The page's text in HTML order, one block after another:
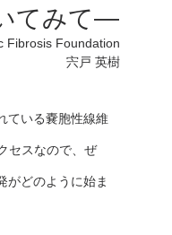
てみて―
Fibrosis Foundation
宍戸 英樹
ている嚢胞性線維
セスなので、ぜ
がどのように始ま